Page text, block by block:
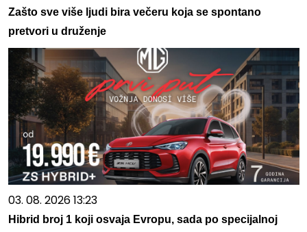
Zašto sve više ljudi bira večeru koja se spontano
pretvori u druženje
03. 08. 2026 13:23
Hibrid broj 1 koji osvaja Evropu, sada po specijalnoj